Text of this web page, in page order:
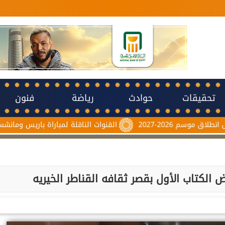
تحقيقات حوادث رياضة فنون
القنوات الناقلة لمباراة باريس ومانشستر يونايتد
الأول بقصر ثقافه القناطر الخيريه